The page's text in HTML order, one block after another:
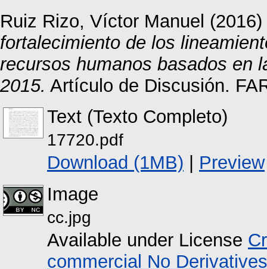
Ruiz Rizo, Víctor Manuel (2016)
fortalecimiento de los
recursos humanos basados en
2015. Artículo de Discusión.
Text (Texto Completo)
17720.pdf
Download (1MB) | Preview
Image
cc.jpg
Available under License
commercial No Derivatives